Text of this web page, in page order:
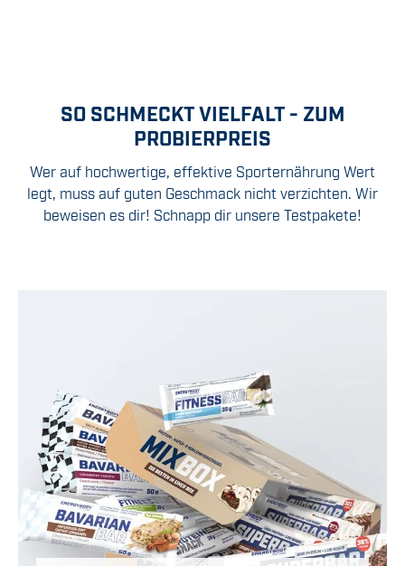
SO SCHMECKT VIELFALT - ZUM
PROBIERPREIS
Wer auf hochwertige, effektive Sporternährung Wert
legt, muss auf guten Geschmack nicht verzichten. Wir
beweisen es dir! Schnapp dir unsere Testpakete!